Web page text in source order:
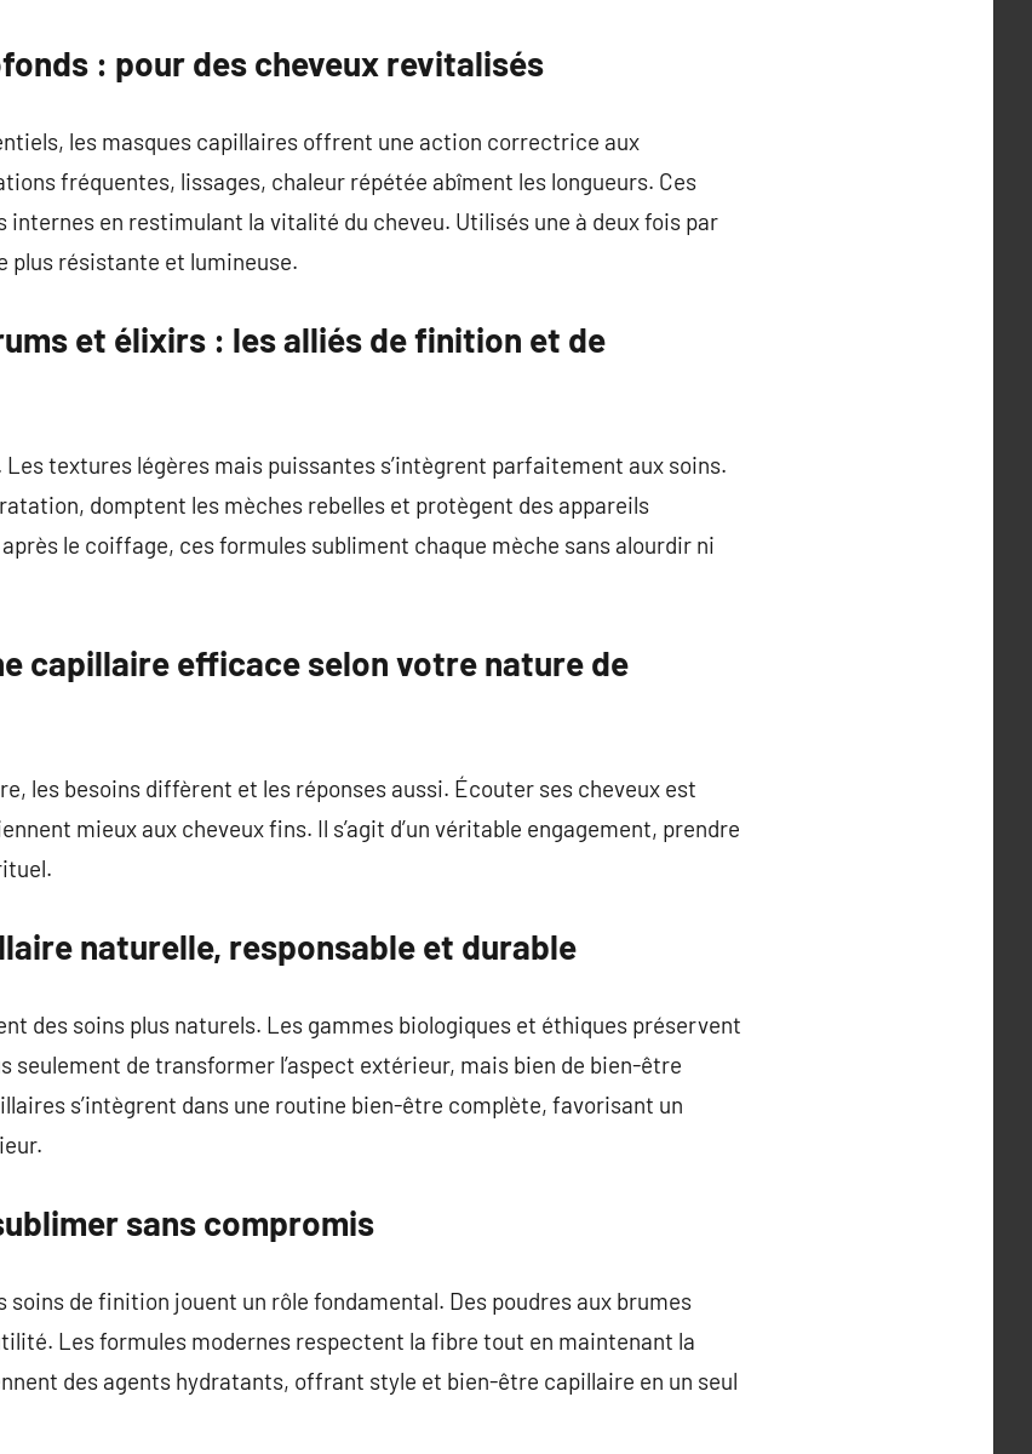
: pour des cheveux revitalisés
les masques capillaires offrent une action correctrice aux
fréquentes, lissages, chaleur répétée abîment les longueurs. Ces
en restimulant la vitalité du cheveu. Utilisés une à deux fois par
plus résistante et lumineuse.
et élixirs : les alliés de finition et de
textures légères mais puissantes s’intègrent parfaitement aux soins.
domptent les mèches rebelles et protègent des appareils
le coiffage, ces formules subliment chaque mèche sans alourdir ni
capillaire efficace selon votre nature de
les besoins diffèrent et les réponses aussi. Écouter ses cheveux est
mieux aux cheveux fins. Il s’agit d’un véritable engagement, prendre
naturelle, responsable et durable
des soins plus naturels. Les gammes biologiques et éthiques préservent
seulement de transformer l’aspect extérieur, mais bien de bien-être
s’intègrent dans une routine bien-être complète, favorisant un
sans compromis
de finition jouent un rôle fondamental. Des poudres aux brumes
Les formules modernes respectent la fibre tout en maintenant la
des agents hydratants, offrant style et bien-être capillaire en un seul